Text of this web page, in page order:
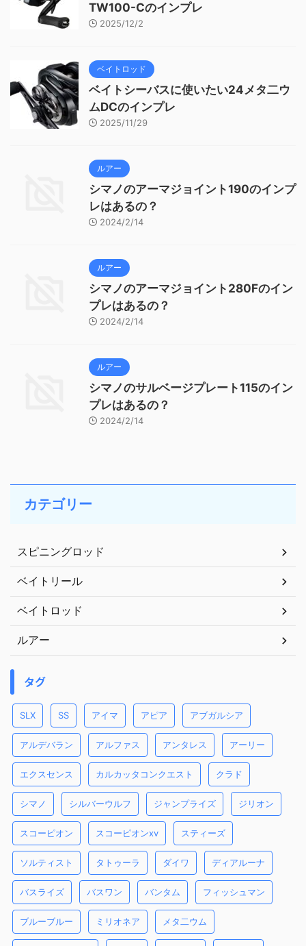
TW100-Cのインプレ
2025/12/2
ベイトロッド
ベイトシーバスに使いたい24メタ二ウ
ムDCのインプレ
2025/11/29
ルアー
シマノのアーマジョイント190のインプ
レはあるの？
2024/2/14
ルアー
シマノのアーマジョイント280Fのイン
プレはあるの？
2024/2/14
ルアー
シマノのサルベージプレート115のイン
プレはあるの？
2024/2/14
カテゴリー
スピニングロッド
ベイトリール
ベイトロッド
ルアー
タグ
SLX SS アイマ アピア アブガルシア
アルデバラン アルファス アンタレス アーリー
エクスセンス カルカッタコンクエスト クラド
シマノ シルバーウルフ ジャンプライズ ジリオン
スコーピオン スコーピオンxv スティーズ
ソルティスト タトゥーラ ダイワ ディアルーナ
バスライズ バスワン バンタム フィッシュマン
ブルーブルー ミリオネア メタ二ウム